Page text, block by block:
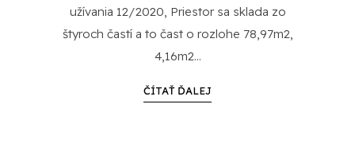
užívania 12/2020, Priestor sa sklada zo
štyroch častí a to čast o rozlohe 78,97m2,
4,16m2...
ČÍTAŤ ĎALEJ